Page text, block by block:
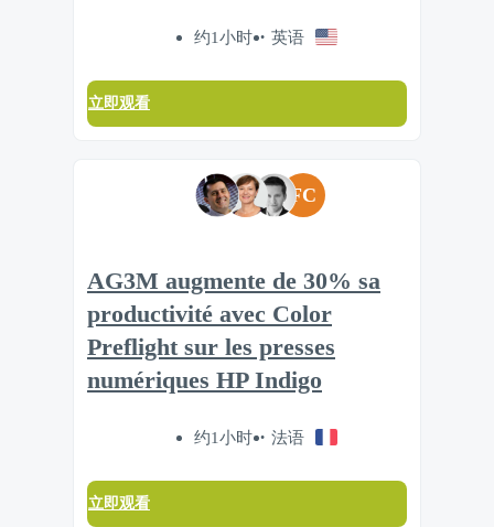
约1小时 英语
立即观看
FC
AG3M augmente de 30% sa
productivité avec Color
Preflight sur les presses
numériques HP Indigo
约1小时 法语
立即观看